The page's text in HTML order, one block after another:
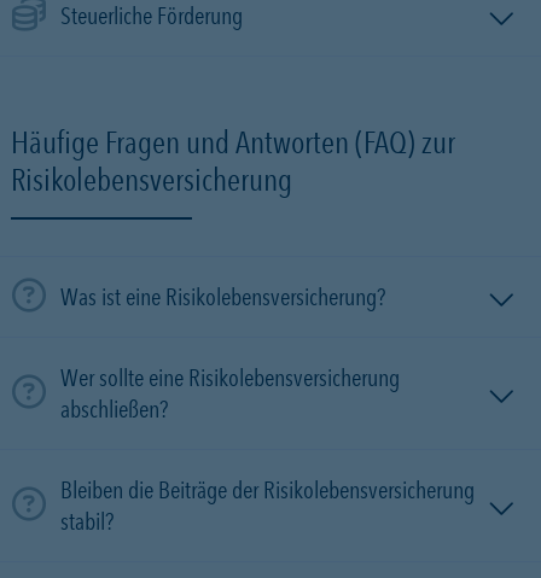
Steuerliche Förderung
Häufige Fragen und Antworten (FAQ) zur
Risikolebensversicherung
Was ist eine Risikolebensversicherung?
Wer sollte eine Risikolebensversicherung
abschließen?
Bleiben die Beiträge der Risikolebensversicherung
stabil?